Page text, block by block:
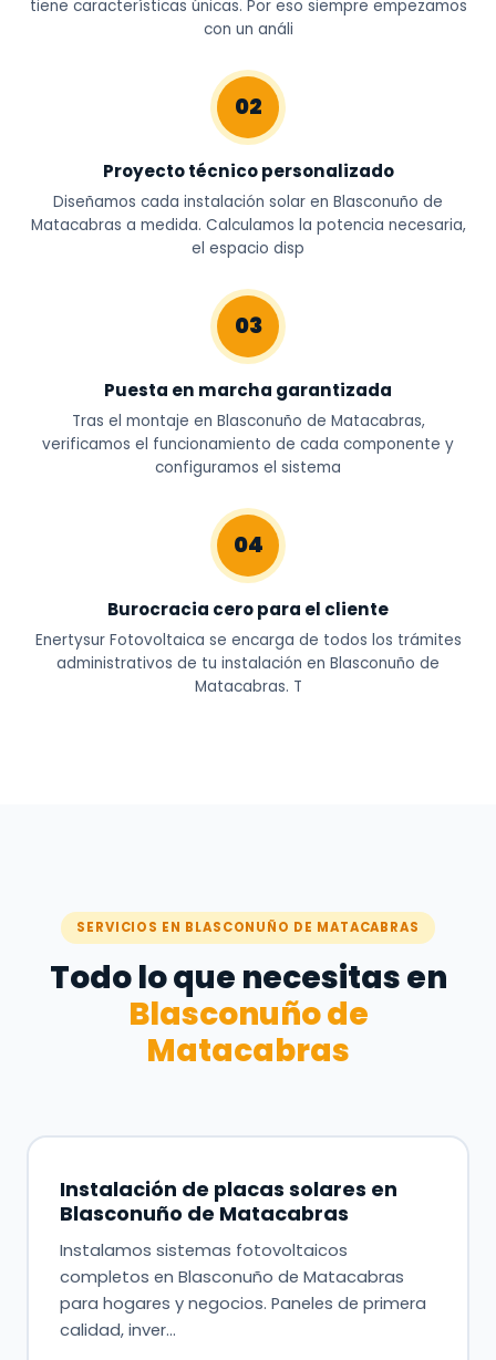
tiene características únicas. Por eso siempre empezamos
con un análi
02
Proyecto técnico personalizado
Diseñamos cada instalación solar en Blasconuño de
Matacabras a medida. Calculamos la potencia necesaria,
el espacio disp
03
Puesta en marcha garantizada
Tras el montaje en Blasconuño de Matacabras,
verificamos el funcionamiento de cada componente y
configuramos el sistema
04
Burocracia cero para el cliente
Enertysur Fotovoltaica se encarga de todos los trámites
administrativos de tu instalación en Blasconuño de
Matacabras. T
SERVICIOS EN BLASCONUÑO DE MATACABRAS
Todo lo que necesitas en
Blasconuño de
Matacabras
Instalación de placas solares en
Blasconuño de Matacabras
Instalamos sistemas fotovoltaicos
completos en Blasconuño de Matacabras
para hogares y negocios. Paneles de primera
calidad, inver…